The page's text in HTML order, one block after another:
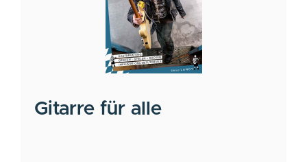
Gitarre für alle